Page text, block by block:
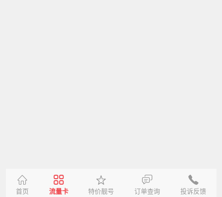
首页 流量卡 特价靓号 订单查询 投诉反馈